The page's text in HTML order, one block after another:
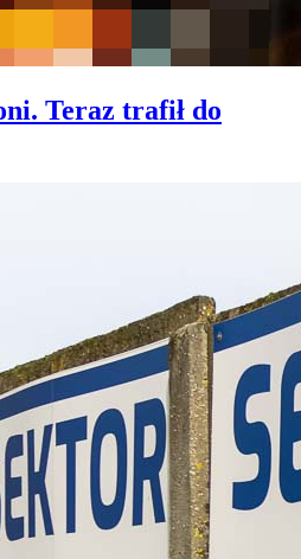
Teraz trafił do